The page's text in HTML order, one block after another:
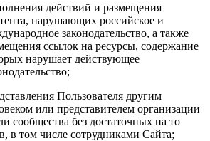
действий и размещения
нарушающих российское и
законодательство, а также
ссылок на ресурсы, содержание
нарушает действующее
Пользователя другим
или представителем организации
сообщества без достаточных на то
в том числе сотрудниками Сайта;